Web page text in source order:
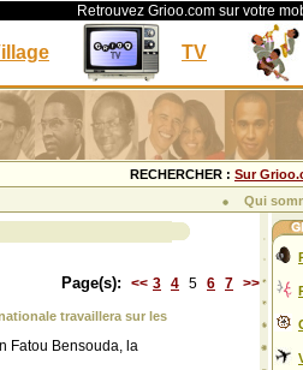
Retrouvez Grioo.com sur votre
TV
RECHERCHER : Sur
Qui
Page(s): << 3 4 5 6 7 >>
travaillera sur les
Fatou Bensouda, la